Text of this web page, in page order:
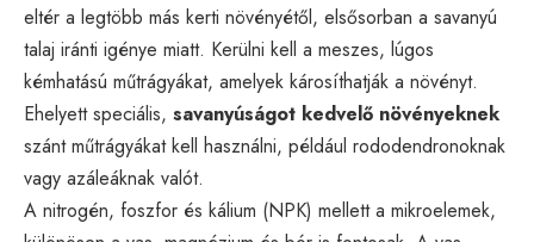
eltér a legtöbb más kerti növényétől, elsősorban a savanyú
talaj iránti igénye miatt. Kerülni kell a meszes, lúgos
kémhatású műtrágyákat, amelyek károsíthatják a növényt.
Ehelyett speciális, savanyúságot kedvelő növényeknek
szánt műtrágyákat kell használni, például rododendronoknak
vagy azáleáknak valót.
A nitrogén, foszfor és kálium (NPK) mellett a mikroelemek,